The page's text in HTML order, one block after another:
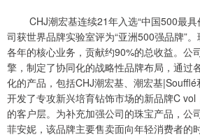
CHJ潮宏基连续21年入选“中国500最具
司获世界品牌实验室评为“亚洲500强品牌”
各年的核心业务，贡献约90%的总收益。公
擎，制定了协同化的战略性品牌布局，通过
化的产品，包括CHJ潮宏基、潮宏基
开发了专攻新兴培育钻饰市场的新品牌C
的客户层。为补充加强公司的珠宝产品，公
菲安妮，该品牌主要售卖面向年轻消费者的